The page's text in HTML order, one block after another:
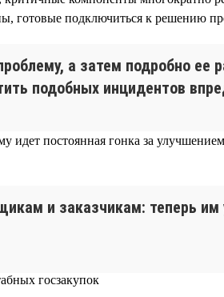
готовые подключиться к решению
а затем подробно ее
подобных инцидентов
идет постоянная гонка за
и заказчикам: теперь